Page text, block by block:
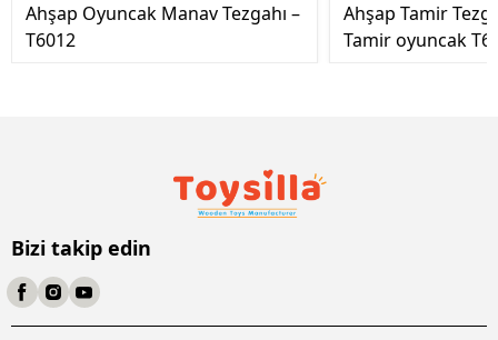
Ahşap Oyuncak Manav Tezgahı –
T6012
Ahşap Tamir
Tamir oyuncak
Bizi takip edin